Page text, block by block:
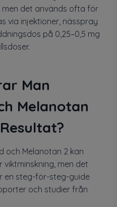
men det används ofta för
via injektioner, nässpray
på 0,25–0,5 mg
Man
Melanotan
och Melanotan 2 kan
men det
en steg-för-steg-guide
och studier från